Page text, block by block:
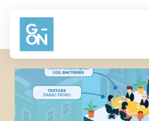
Aller au contenu